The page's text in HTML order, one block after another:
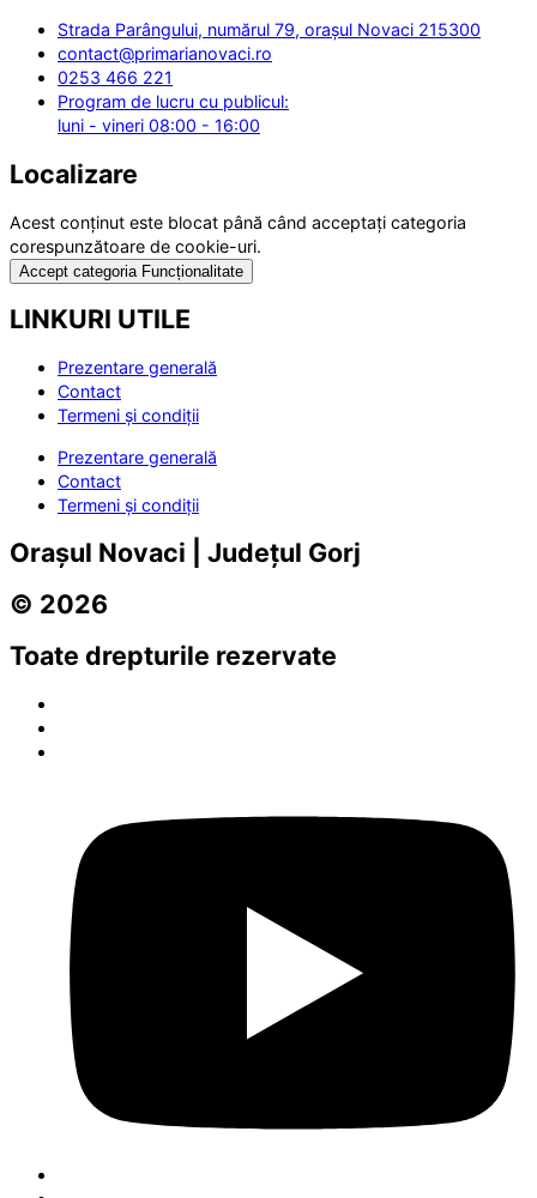
Strada Parângului, numărul 79, orașul Novaci 215300
contact@primarianovaci.ro
0253 466 221
Program de lucru cu publicul:
luni - vineri 08:00 - 16:00
Localizare
Acest conținut este blocat până când acceptați categoria
corespunzătoare de cookie-uri.
Accept categoria Funcționalitate
LINKURI UTILE
Prezentare generală
Contact
Termeni și condiții
Prezentare generală
Contact
Termeni și condiții
Orașul Novaci | Județul Gorj
© 2026
Toate drepturile rezervate